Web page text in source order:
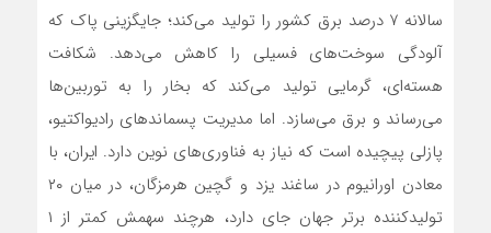
سالانه ۷ درصد برق کشور را تولید می‌کند؛ جایگزینی پاک که
آلودگی سوخت‌های فسیلی را کاهش می‌دهد. شکافت
هسته‌ای، گرمایی تولید می‌کند که بخار را به توربین‌ها
می‌رساند و برق می‌سازد. اما مدیریت پسماندهای رادیواکتیو،
پازلی پیچیده است که نیاز به فناوری‌های نوین دارد. ایران، با
معادن اورانیوم در ساغند یزد و گچین هرمزگان، در میان ۲۰
تولیدکننده برتر جهان جای دارد، هرچند سهمش کمتر از ۱